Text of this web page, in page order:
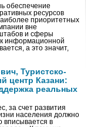
обеспечение
ресурсов
приоритетных
вне
и сферы
информационной
а это значит,
Туристско-
центр Казани:
реальных
за счет развития
населения должно
вписывается в